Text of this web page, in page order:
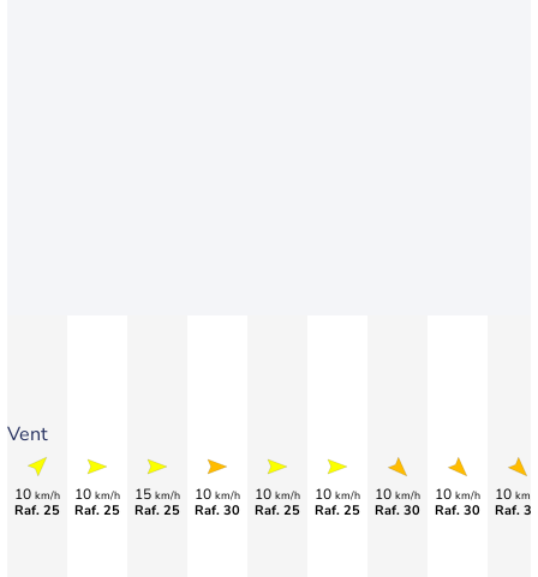
Vent
10 km/h
Raf. 25
10 km/h
Raf. 25
15 km/h
Raf. 25
10 km/h
Raf. 30
10 km/h
Raf. 25
10 km/h
Raf. 25
10 km/h
Raf. 30
10 km/h
Raf. 30
10 km/
Raf.